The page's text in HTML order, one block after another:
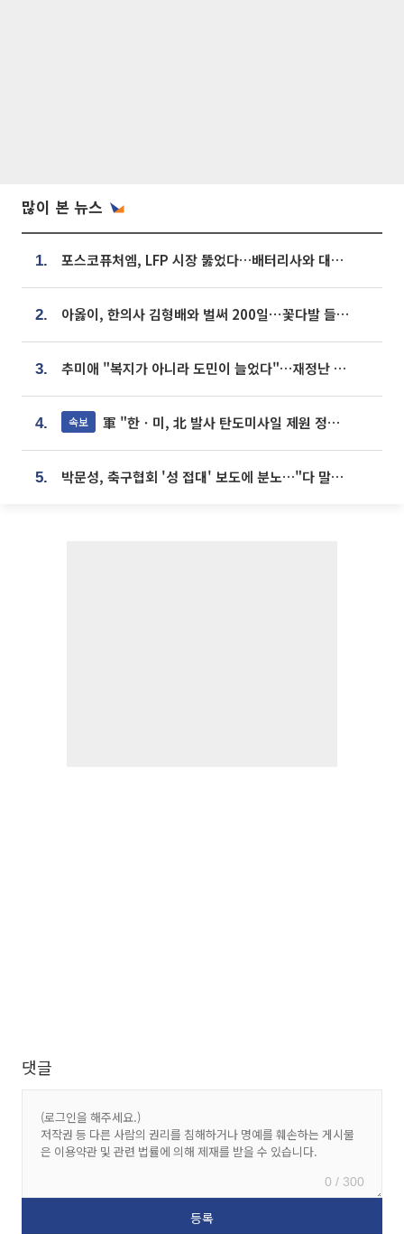
많이 본 뉴스
1. 포스코퓨처엠, LFP 시장 뚫었다…배터리사와 대규모 장기 공급 합의
2. 아옳이, 한의사 김형배와 벌써 200일⋯꽃다발 들고 "프러포즈 아냐"
3. 추미애 "복지가 아니라 도민이 늘었다"…재정난 책임론 정면돌파
4. 속보 軍 "한ㆍ미, 北 발사 탄도미사일 제원 정밀분석 중"
5. 박문성, 축구협회 '성 접대' 보도에 분노…"다 말아먹으려고 작정했나"
댓글
0 / 300